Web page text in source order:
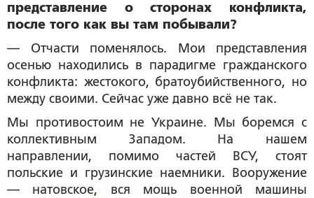
представление о сторонах конфликта,
после того как вы там побывали?
— Отчасти поменялось. Мои представления
осенью находились в парадигме гражданского
конфликта: жестокого, братоубийственного, но
между своими. Сейчас уже давно всё не так.
Мы противостоим не Украине. Мы боремся с
коллективным Западом. На нашем
направлении, помимо частей ВСУ, стоят
польские и грузинские наемники. Вооружение
— натовское, вся мощь военной машины